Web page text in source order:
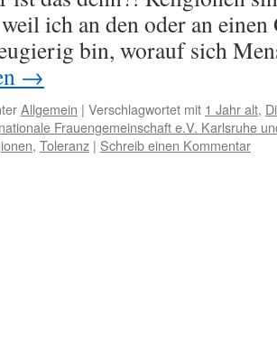
ich an den oder an
bin, worauf sich
→
Allgemein | Verschlagwortet mit 1 Jahr alt,
Frauengemeinschaft e.V. Karlsruhe
, Toleranz | Schreib einen Kommentar